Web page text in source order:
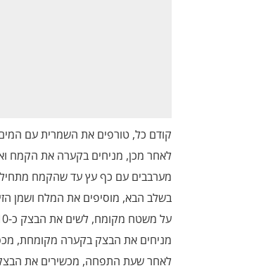
קודם כל, טורפים את השמרית עם
לאחר מכן, מניחים בקערה את הקמח
מערבבים עם כף עץ עד שהקמח
בשלב הבא, מוסיפים את המלח ושמן
על משטח מקומח, לשים את הבצק כ-10 דקות, כאשר במהלך הלישה, הוא יהפוך גמיש וחלק.
מניחים את הבצק בקערה מקומחת,
לאחר שעת התפחה, מכשירים את הבצק